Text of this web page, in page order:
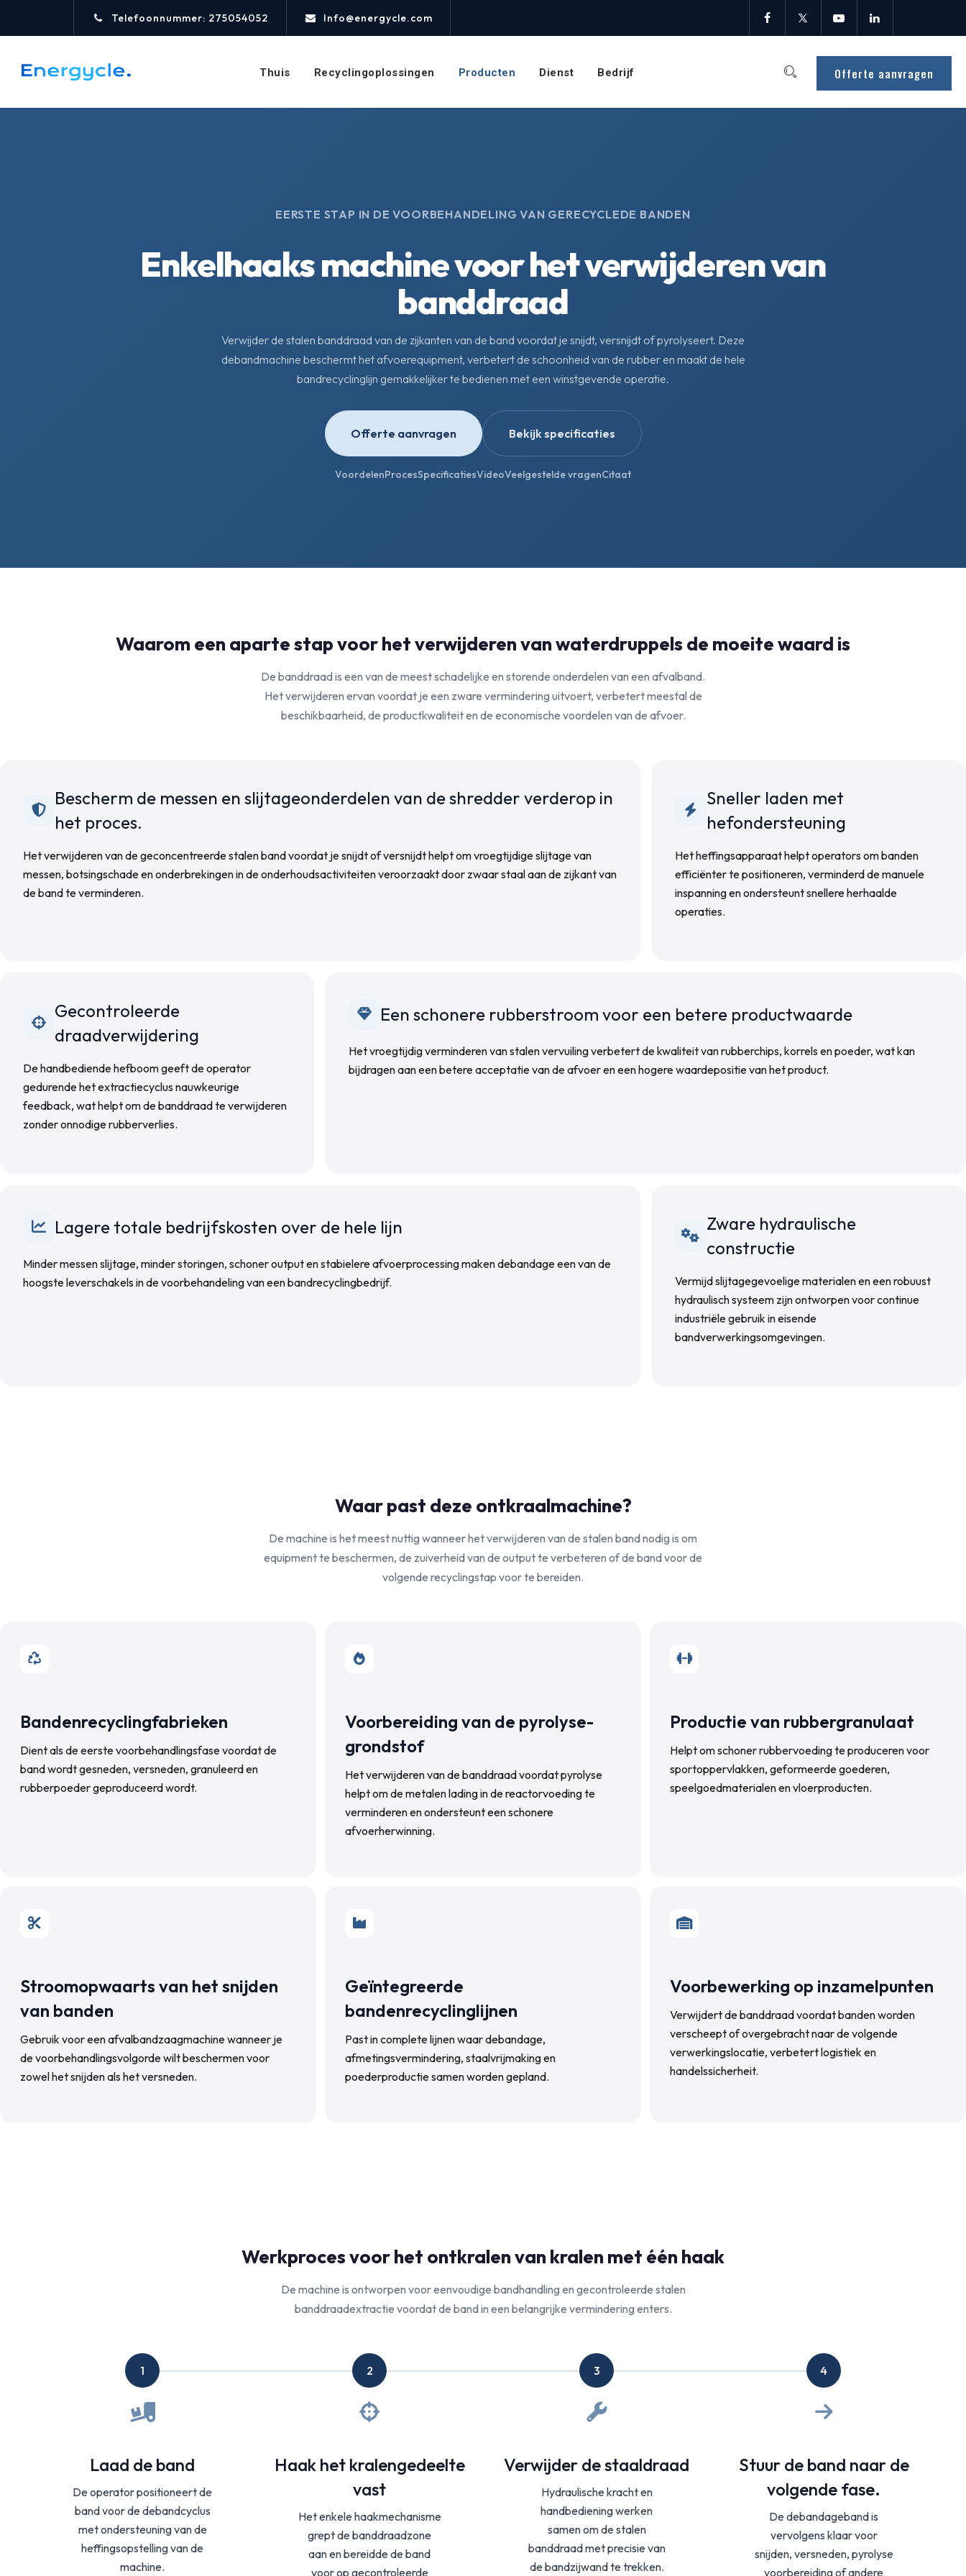
Telefoonnummer: 275054052 Info@energycle.com
Offerte aanvragen
Thuis Recyclingoplossingen Producten Dienst Bedrijf
EERSTE STAP IN DE VOORBEHANDELING VAN GERECYCLEDE BANDEN
Enkelhaaks machine voor het verwijderen van
banddraad
Verwijder de stalen banddraad van de zijkanten van de band voordat je snijdt, versnijdt of pyrolyseert. Deze
debandmachine beschermt het afvoerequipment, verbetert de schoonheid van de rubber en maakt de hele
bandrecyclinglijn gemakkelijker te bedienen met een winstgevende operatie.
Offerte aanvragen Bekijk specificaties
VoordelenProcesSpecificatiesVideoVeelgestelde vragenCitaat
Waarom een aparte stap voor het verwijderen van waterdruppels de moeite waard is
De banddraad is een van de meest schadelijke en storende onderdelen van een afvalband.
Het verwijderen ervan voordat je een zware vermindering uitvoert, verbetert meestal de
beschikbaarheid, de productkwaliteit en de economische voordelen van de afvoer.
Bescherm de messen en slijtageonderdelen van de shredder verderop in
het proces.
Het verwijderen van de geconcentreerde stalen band voordat je snijdt of versnijdt helpt om vroegtijdige slijtage van
messen, botsingschade en onderbrekingen in de onderhoudsactiviteiten veroorzaakt door zwaar staal aan de zijkant van
de band te verminderen.
Sneller laden met
hefondersteuning
Het heffingsapparaat helpt operators om banden
efficiënter te positioneren, verminderd de manuele
inspanning en ondersteunt snellere herhaalde
operaties.
Gecontroleerde
draadverwijdering
De handbediende hefboom geeft de operator
gedurende het extractiecyclus nauwkeurige
feedback, wat helpt om de banddraad te verwijderen
zonder onnodige rubberverlies.
Een schonere rubberstroom voor een betere productwaarde
Het vroegtijdig verminderen van stalen vervuiling verbetert de kwaliteit van rubberchips, korrels en poeder, wat kan
bijdragen aan een betere acceptatie van de afvoer en een hogere waardepositie van het product.
Lagere totale bedrijfskosten over de hele lijn
Minder messen slijtage, minder storingen, schoner output en stabielere afvoerprocessing maken debandage een van de
hoogste leverschakels in de voorbehandeling van een bandrecyclingbedrijf.
Zware hydraulische
constructie
Vermijd slijtagegevoelige materialen en een robuust
hydraulisch systeem zijn ontworpen voor continue
industriële gebruik in eisende
bandverwerkingsomgevingen.
Waar past deze ontkraalmachine?
De machine is het meest nuttig wanneer het verwijderen van de stalen band nodig is om
equipment te beschermen, de zuiverheid van de output te verbeteren of de band voor de
volgende recyclingstap voor te bereiden.
Bandenrecyclingfabrieken
Dient als de eerste voorbehandlingsfase voordat de
band wordt gesneden, versneden, granuleerd en
rubberpoeder geproduceerd wordt.
Voorbereiding van de pyrolyse-
grondstof
Het verwijderen van de banddraad voordat pyrolyse
helpt om de metalen lading in de reactorvoeding te
verminderen en ondersteunt een schonere
afvoerherwinning.
Productie van rubbergranulaat
Helpt om schoner rubbervoeding te produceren voor
sportoppervlakken, geformeerde goederen,
speelgoedmaterialen en vloerproducten.
Stroomopwaarts van het snijden
van banden
Gebruik voor een afvalbandzaagmachine wanneer je
de voorbehandlingsvolgorde wilt beschermen voor
zowel het snijden als het versneden.
Geïntegreerde
bandenrecyclinglijnen
Past in complete lijnen waar debandage,
afmetingsvermindering, staalvrijmaking en
poederproductie samen worden gepland.
Voorbewerking op inzamelpunten
Verwijdert de banddraad voordat banden worden
verscheept of overgebracht naar de volgende
verwerkingslocatie, verbetert logistiek en
handelssicherheit.
Werkproces voor het ontkralen van kralen met één haak
De machine is ontworpen voor eenvoudige bandhandling en gecontroleerde stalen
banddraadextractie voordat de band in een belangrijke vermindering enters.
1
Laad de band
De operator positioneert de
band voor de debandcyclus
met ondersteuning van de
heffingsopstelling van de
machine.
2
Haak het kralengedeelte
vast
Het enkele haakmechanisme
grept de banddraadzone
aan en bereidde de band
voor op gecontroleerde
3
Verwijder de staaldraad
Hydraulische kracht en
handbediening werken
samen om de stalen
banddraad met precisie van
de bandzijwand te trekken.
4
Stuur de band naar de
volgende fase.
De debandageband is
vervolgens klaar voor
snijden, versneden, pyrolyse
voorbereiding of andere